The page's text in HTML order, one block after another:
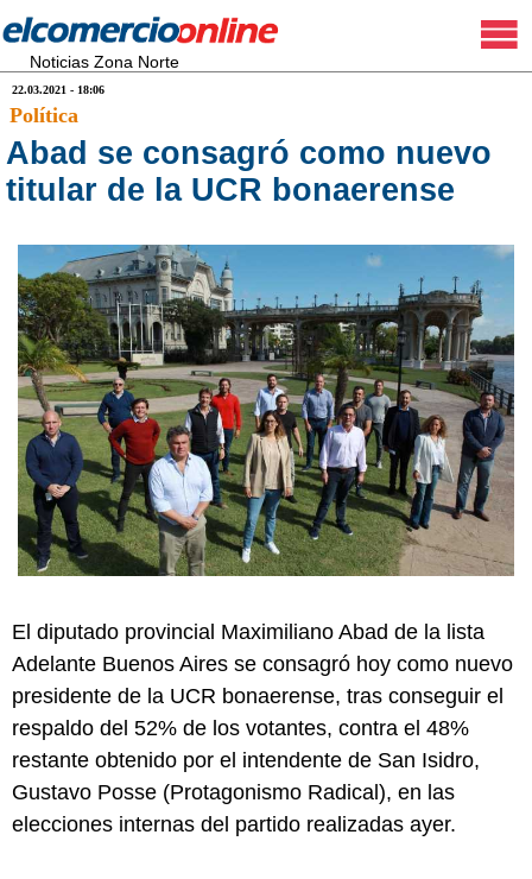
Noticias Zona Norte
22.03.2021 - 18:06
Política
Abad se consagró como nuevo
titular de la UCR bonaerense
El diputado provincial Maximiliano Abad de la lista
Adelante Buenos Aires se consagró hoy como nuevo
presidente de la UCR bonaerense, tras conseguir el
respaldo del 52% de los votantes, contra el 48%
restante obtenido por el intendente de San Isidro,
Gustavo Posse (Protagonismo Radical), en las
elecciones internas del partido realizadas ayer.